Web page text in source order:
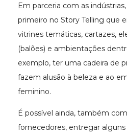
Em parceria com as
primeiro no Story Telling que
vitrines temáticas, cartazes,
(balões) e ambientações
exemplo, ter uma cadeira de
fazem alusão à beleza e ao
feminino.
É possível ainda, também
fornecedores, entregar alguns